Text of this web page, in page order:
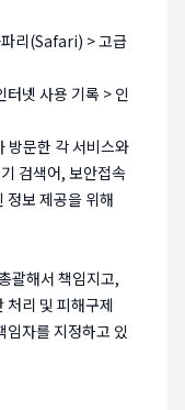
리(Safari) > 고급
넷 사용 기록 > 인
방문한 각 서비스와
검색어, 보안접속
정보 제공을 위해
괄해서 책임지고,
처리 및 피해구제
임자를 지정하고 있